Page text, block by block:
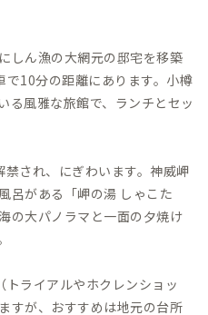
しん漁の大網元の邸宅を移築
で10分の距離にあります。小樽
る風雅な旅館で、ランチとセッ
され、にぎわいます。神威岬
呂がある「岬の湯 しゃこた
の大パノラマと一面の夕焼け
ライアルやホクレンショッ
すが、おすすめは地元の台所